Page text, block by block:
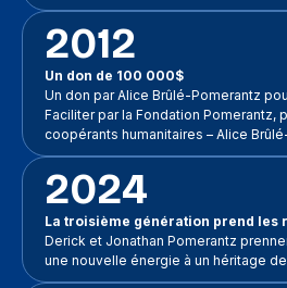
2012
Un don de 100 000$
Un don par Alice Brûlé-Pomerantz
Faciliter par la Fondation Pomerantz,
coopérants humanitaires – Alice
2024
La troisième génération prend les
Derick et Jonathan Pomerantz
une nouvelle énergie à un héritage